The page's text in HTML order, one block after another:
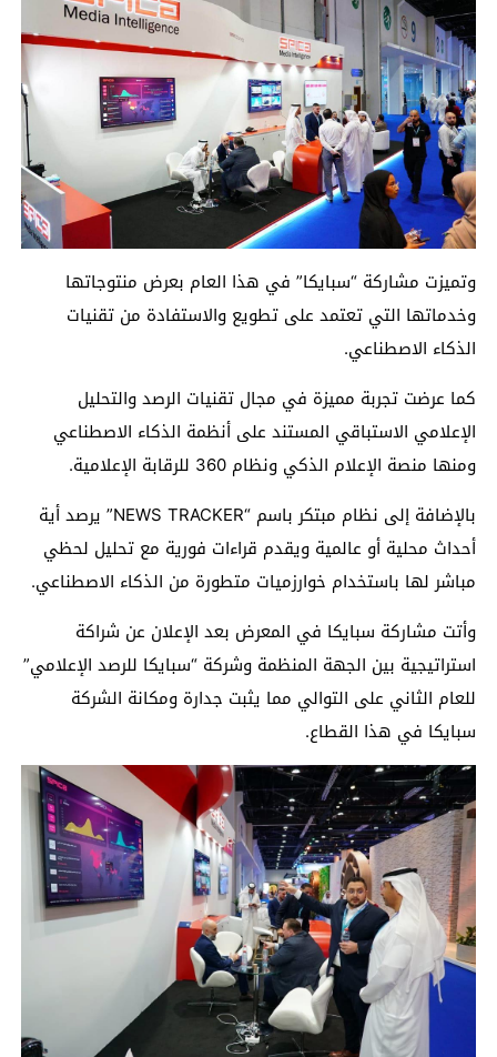
وتميزت مشاركة “سبايكا” في هذا العام بعرض منتوجاتها
وخدماتها التي تعتمد على تطويع والاستفادة من تقنيات
الذكاء الصطناعي.
كما عرضت تجربة مميزة في مجال تقنيات الرصد والتحليل
الإعلامي الاستباقي المستند على أنظمة الذكاء الاصطناعي
ومنها منصة الإعلام الذكي ونظام 360 للرقابة الإعلامية.
بالإضافة إلى نظام مبتكر باسم “NEWS TRACKER”
يرصد أية
أحداث محلية أو عالمية ويقدم قراءات فورية مع تحليل لحظي
مباشر لها باستخدام خوارزميات متطورة من الذكاء الاصطناعي.
وأتت مشاركة سبايكا في المعرض بعد الإعلان عن شراكة
استراتيجية بين الجهة المنظمة وشركة “سبايكا للرصد الإعلامي”
للعام الثاني على التوالي مما يثبت جدارة ومكانة الشركة
سبايكا في هذا القطاع.